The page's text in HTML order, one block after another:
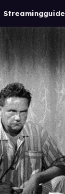
Streamingguide